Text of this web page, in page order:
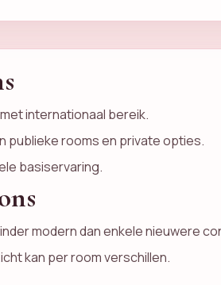
internationaal bereik.
publieke rooms en private opties.
basiservaring.
modern dan enkele nieuwere
kan per room verschillen.